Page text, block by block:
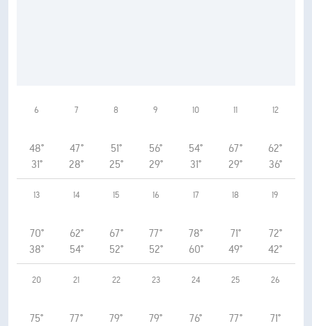
6
48°
31°
7
47°
28°
8
51°
25°
9
56°
29°
10
54°
31°
11
67°
29°
12
62°
36°
13
70°
38°
14
62°
54°
15
67°
52°
16
77°
52°
17
78°
60°
18
71°
49°
19
72°
42°
20
75°
21
77°
22
79°
23
79°
24
76°
25
77°
26
71°